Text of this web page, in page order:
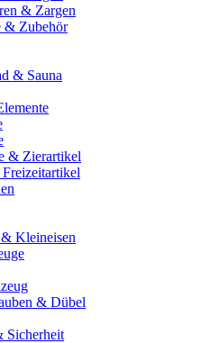
& Zargen
& Zubehör
& Sauna
& Zierartikel
Kleineisen
& Dübel
Sicherheit